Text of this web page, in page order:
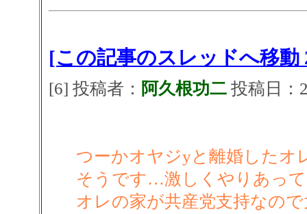
[この記事のスレッドへ移動
[6] 投稿者： 阿久根功二投稿日：
つーかオヤジyと離婚したオ
そうです…激しくやりあっ
オレの家が共産党支持なの